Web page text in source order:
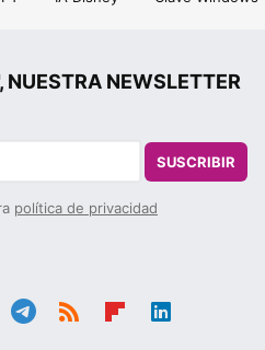
NEWSLETTER
SUSCRIBIR
política de privacidad